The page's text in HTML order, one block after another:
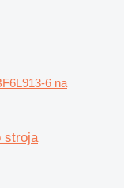
6 na
stroja